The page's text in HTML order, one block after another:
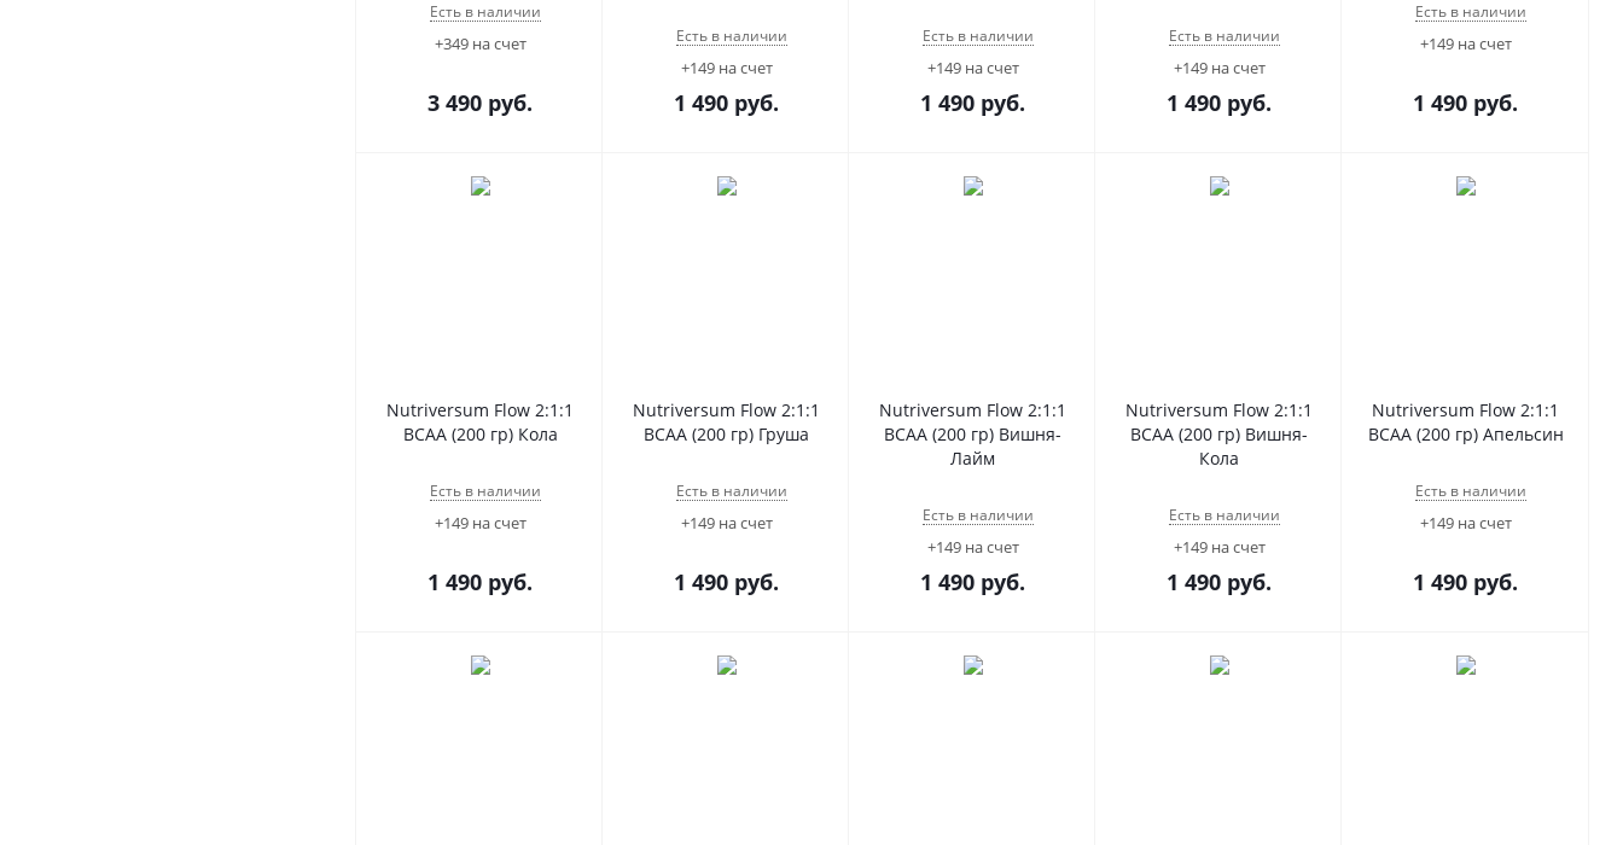
Есть в наличии
+349 на счет
3 490 руб.
Есть в наличии
+149 на счет
1 490 руб.
Есть в наличии
+149 на счет
1 490 руб.
Есть в наличии
+149 на счет
1 490 руб.
Есть в наличии
+149 на счет
1 490 руб.
Nutriversum Flow 2:1:1
BCAA (200 гр) Кола
Есть в наличии
+149 на счет
1 490 руб.
Nutriversum Flow 2:1:1
BCAA (200 гр) Груша
Есть в наличии
+149 на счет
1 490 руб.
Nutriversum Flow 2:1:1
BCAA (200 гр) Вишня-
Лайм
Есть в наличии
+149 на счет
1 490 руб.
Nutriversum Flow 2:1:1
BCAA (200 гр) Вишня-
Кола
Есть в наличии
+149 на счет
1 490 руб.
Nutriversum Flow 2:1:1
BCAA (200 гр) Апельсин
Есть в наличии
+149 на счет
1 490 руб.